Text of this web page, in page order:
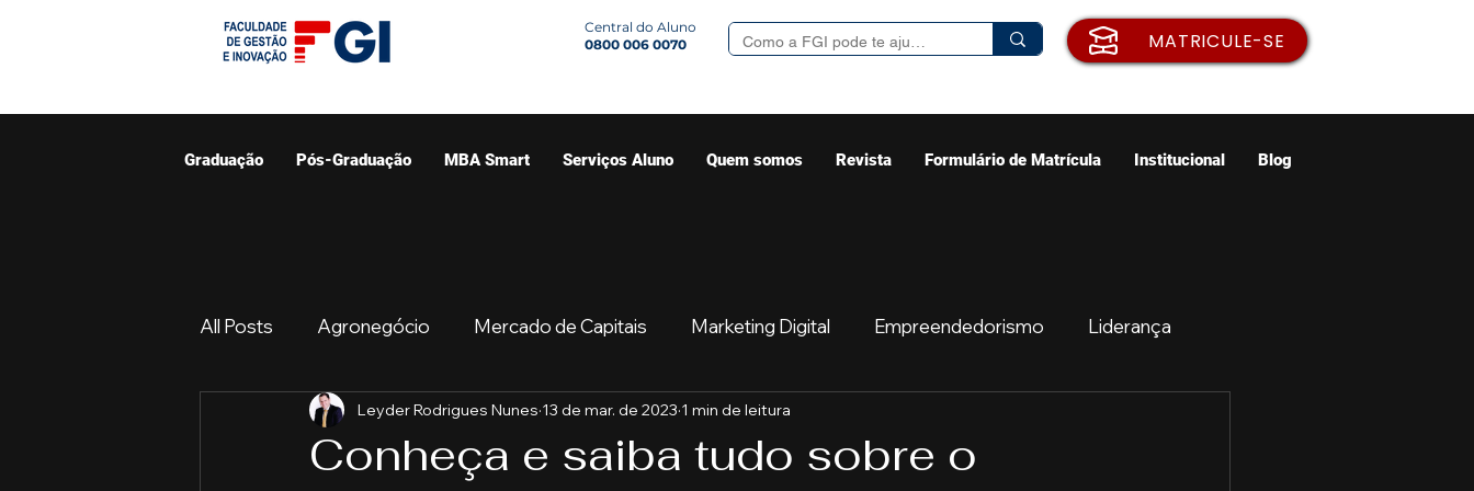
Central do Aluno
0800 006 0070
MATRICULE-SE
Graduação Pós-Graduação MBA Smart Serviços Aluno Quem somos Revista Formulário de Matrícula Institucional Blog
All Posts Agronegócio Mercado de Capitais Marketing Digital Empreendedorismo Liderança
Graduação Resumo do Mercado Sua comunidade Começar
Conheça e saiba tudo sobre o
Leyder Rodrigues Nunes 13 de mar. de 2023 1 min de leitura